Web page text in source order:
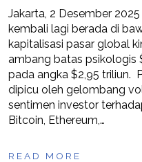
Jakarta, 2 Desember
kembali lagi berada di
kapitalisasi pasar global
ambang batas psikologis
pada angka $2,95 triliun.
dipicu oleh gelombang
sentimen investor
Bitcoin, Ethereum,…
READ MORE